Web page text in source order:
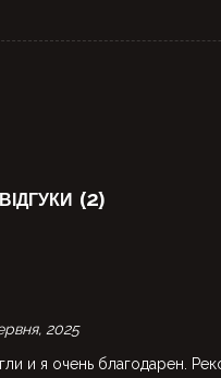
ВІДГУКИ (2)
2025
и я очень благодарен.